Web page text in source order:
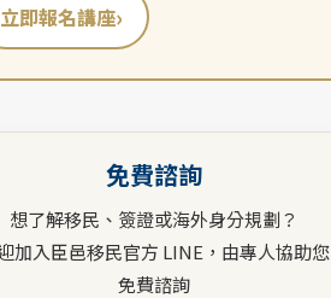
立即報名講座›
免費諮詢
想了解移民、簽證或海外身分規劃？
加入臣邑移民官方 LINE，由專人協助您
免費諮詢